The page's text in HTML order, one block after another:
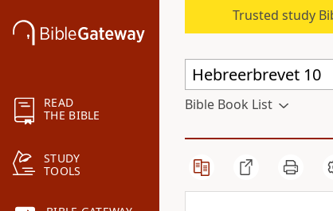
READ
THE BIBLE
STUDY
TOOLS
Trusted study
Bible Book List